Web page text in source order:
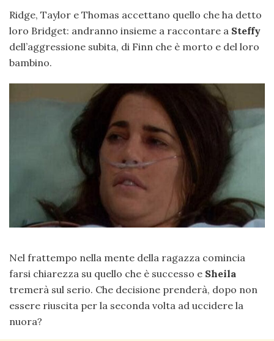
Ridge, Taylor e Thomas accettano quello che ha detto
loro Bridget: andranno insieme a raccontare a Steffy
dell’aggressione subita, di Finn che è morto e del loro
bambino.
Nel frattempo nella mente della ragazza comincia
farsi chiarezza su quello che è successo e Sheila
tremerà sul serio. Che decisione prenderà, dopo non
essere riuscita per la seconda volta ad uccidere la
nuora?